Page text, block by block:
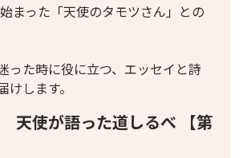
天使が語った道しるべ 【第
まった「天使のタモツさん」との
った時に役に立つ、エッセイと詩
します。